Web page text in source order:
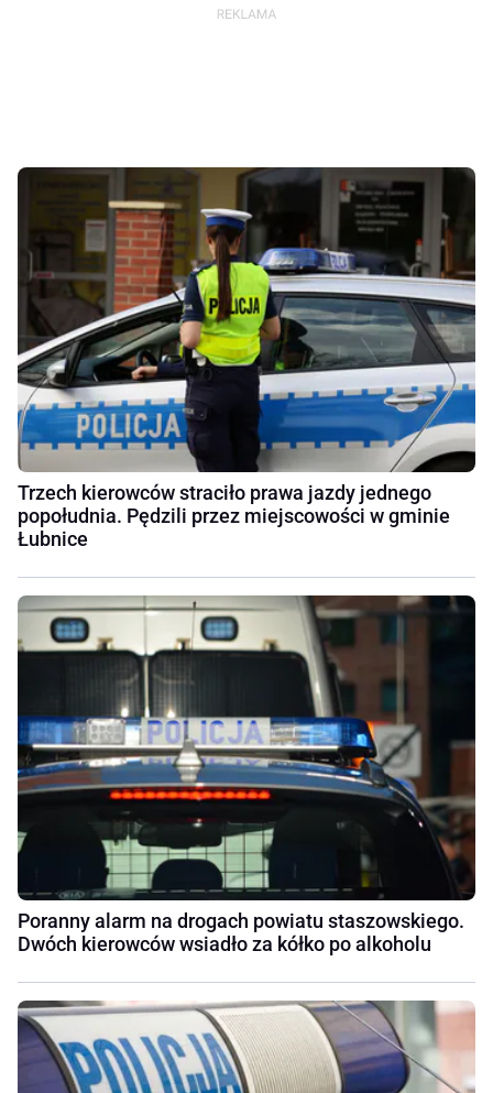
Trzech kierowców straciło prawa jazdy jednego
popołudnia. Pędzili przez miejscowości w gminie
Łubnice
Poranny alarm na drogach powiatu staszowskiego.
Dwóch kierowców wsiadło za kółko po alkoholu